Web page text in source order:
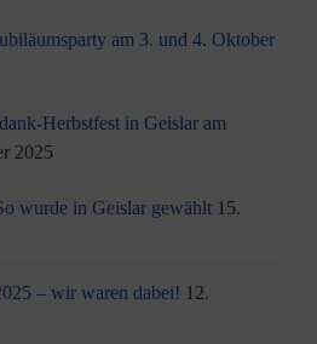
am 3. und 4. Oktober
Herbstfest in Geislar am
2025
wurde in Geislar gewählt 15.
– wir waren dabei! 12.